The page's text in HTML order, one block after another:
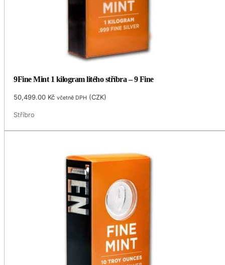
9Fine Mint 1 kilogram litého stříbra – 9 Fine
50,499.00 Kč včetně DPH (CZK)
Stříbro